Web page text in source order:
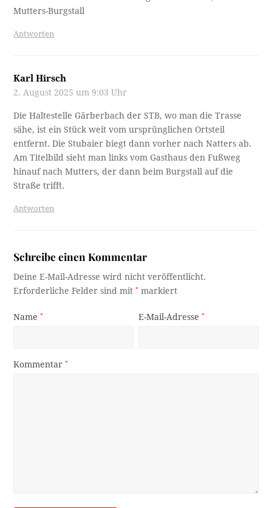
Mutters-Burgstall
Antworten
Karl Hirsch
2. August 2025 um 9:03 Uhr
Die Haltestelle Gärberbach der STB, wo man die Trasse
sähe, ist ein Stück weit vom ursprünglichen Ortsteil
entfernt. Die Stubaier biegt dann vorher nach Natters ab.
Am Titelbild sieht man links vom Gasthaus den Fußweg
hinauf nach Mutters, der dann beim Burgstall auf die
Straße trifft.
Antworten
Schreibe einen Kommentar
Deine E-Mail-Adresse wird nicht veröffentlicht.
Erforderliche Felder sind mit* markiert
Name* E-Mail-Adresse*
Kommentar*